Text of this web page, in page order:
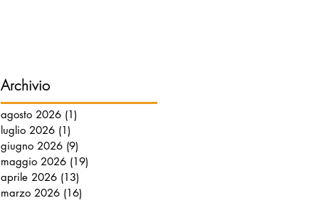
Archivio
agosto 2026 (1)
luglio 2026 (1)
giugno 2026 (9)
maggio 2026 (19)
aprile 2026 (13)
marzo 2026 (16)